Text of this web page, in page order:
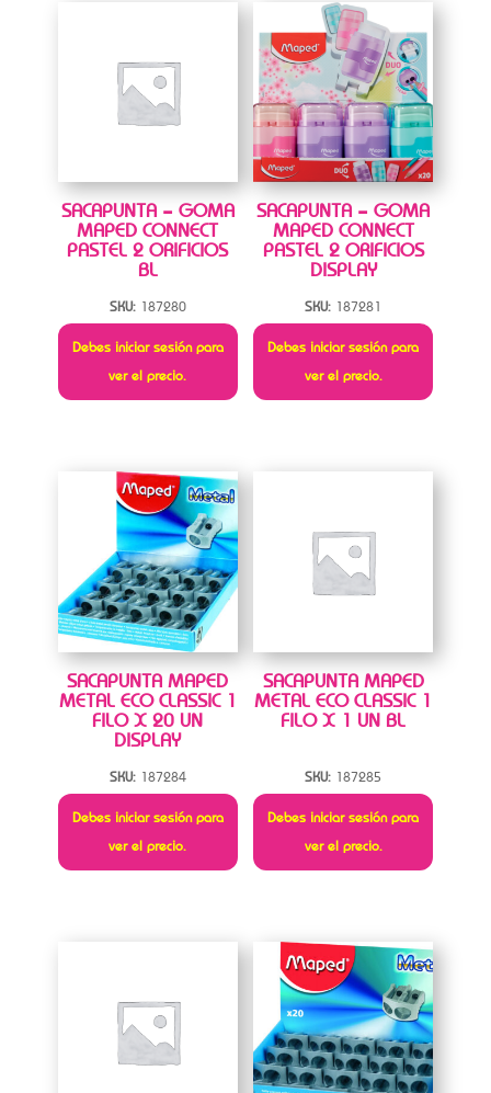
SACAPUNTA – GOMA
MAPED CONNECT
PASTEL 2 ORIFICIOS
BL
SKU: 187280
Debes iniciar sesión para
ver el precio.
SACAPUNTA – GOMA
MAPED CONNECT
PASTEL 2 ORIFICIOS
DISPLAY
SKU: 187281
Debes iniciar sesión para
ver el precio.
SACAPUNTA MAPED
METAL ECO CLASSIC 1
FILO X 20 UN
DISPLAY
SKU: 187284
Debes iniciar sesión para
ver el precio.
SACAPUNTA MAPED
METAL ECO CLASSIC 1
FILO X 1 UN BL
SKU: 187285
Debes iniciar sesión para
ver el precio.